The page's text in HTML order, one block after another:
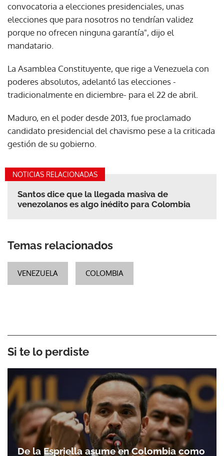
convocatoria a elecciones presidenciales, unas
elecciones que para nosotros no tendrían validez
porque no ofrecen ninguna garantía", dijo el
mandatario.
La Asamblea Constituyente, que rige a Venezuela con
poderes absolutos, adelantó las elecciones -
tradicionalmente en diciembre- para el 22 de abril.
Maduro, en el poder desde 2013, fue proclamado
candidato presidencial del chavismo pese a la criticada
gestión de su gobierno.
NOTICIAS RELACIONADAS
Santos dice que la llegada masiva de
venezolanos es algo inédito para Colombia
Temas relacionados
VENEZUELA COLOMBIA
Si te lo perdiste
De la Espriella asume en Colombia como